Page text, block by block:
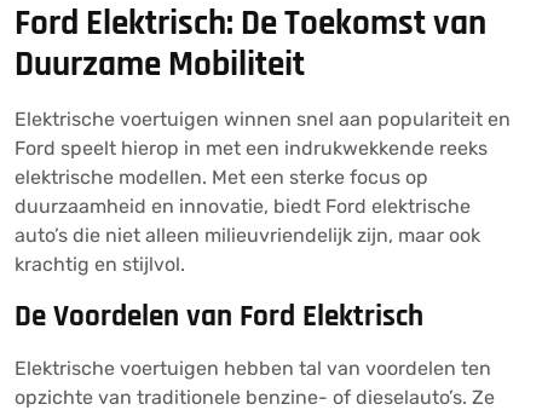
2025
Ford Elektrisch: De Toekomst van
Duurzame Mobiliteit
Elektrische voertuigen winnen snel aan populariteit en
Ford speelt hierop in met een indrukwekkende reeks
elektrische modellen. Met een sterke focus op
duurzaamheid en innovatie, biedt Ford elektrische
auto’s die niet alleen milieuvriendelijk zijn, maar ook
krachtig en stijlvol.
De Voordelen van Ford Elektrisch
Elektrische voertuigen hebben tal van voordelen ten
opzichte van traditionele benzine- of dieselauto’s. Ze